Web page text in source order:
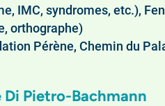
IMC, syndromes, etc.),
orthographe)
Pérène, Chemin du
Di Pietro-Bachmann